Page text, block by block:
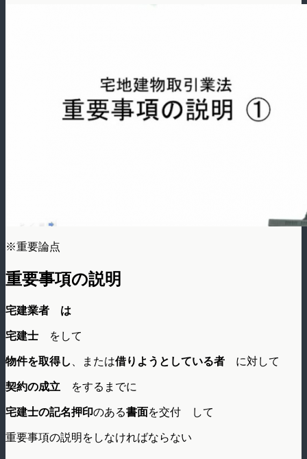
※重要論点
重要事項の説明
宅建業者 は
宅建士 をして
物件を取得し
、または借りようとしている者 に対して
契約の成立 をするまでに
宅建士の記名押印のある書面を交付 して
重要事項の説明をしなければならない